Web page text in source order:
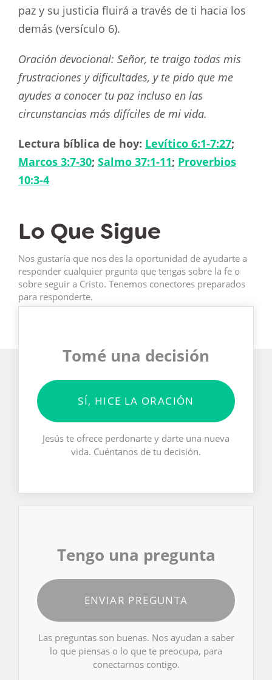
paz y su justicia fluirá a través de ti hacia los
demás (versículo 6).
Oración devocional: Señor, te traigo todas mis
frustraciones y dificultades, y te pido que me
ayudes a conocer tu paz incluso en las
circunstancias más difíciles de mi vida.
Lectura bíblica de hoy: Levítico 6:1-7:27;
Marcos 3:7-30; Salmo 37:1-11; Proverbios
10:3-4
Lo Que Sigue
Nos gustaría que nos des la oportunidad de ayudarte a
responder cualquier prgunta que tengas sobre la fe o
sobre seguir a Cristo. Tenemos conectores preparados
para responderte.
Tomé una decisión
SÍ, HICE LA ORACIÓN
Jesús te ofrece perdonarte y darte una nueva
vida. Cuéntanos de tu decisión.
Tengo una pregunta
ENVIAR PREGUNTA
Las preguntas son buenas. Nos ayudan a saber
lo que piensas o lo que te preocupa, para
conectarnos contigo.